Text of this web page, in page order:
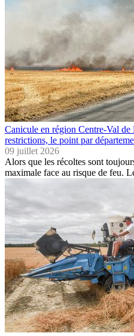
Canicule en région Centre-Val
restrictions, le point par
09 juillet 2026
Alors que les récoltes sont
maximale face au risque de feu.